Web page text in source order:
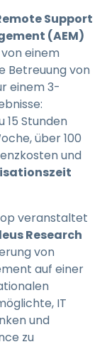
Support
(AEM)
einem
Betreuung von
einem 3-
15 Stunden
über 100
und
veranstaltet
Research
von
auf einer
IT
und
zu